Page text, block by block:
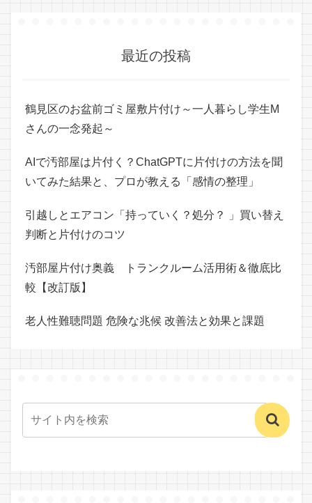
最近の投稿
鶴見区のお盆前ゴミ屋敷片付け～一人暮らし学生M
さんの一念発起～
AIで汚部屋は片付く？ChatGPTに片付けの方法を聞
いてみた結果と、プロが教える「感情の整理」
引越しとエアコン「持っていく？処分？ 」買い替え
判断と片付けのコツ
汚部屋片付け奥義 トランクルーム活用術＆徹底比
較【改訂版】
老人性難聴問題 危険な兆候 改善法と効果と課題